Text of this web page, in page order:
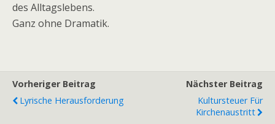
des Alltagslebens.
Ganz ohne Dramatik.
Vorheriger Beitrag
Lyrische Herausforderung
Nächster Beitrag
Kultursteuer Für
Kirchenaustritt